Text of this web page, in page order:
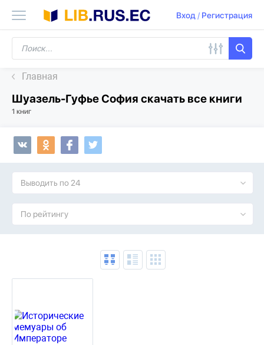
Вход/ Регистрация
Главная
Шуазель-Гуфье София скачать все книги
1 книг
Выводить по 24
По рейтингу